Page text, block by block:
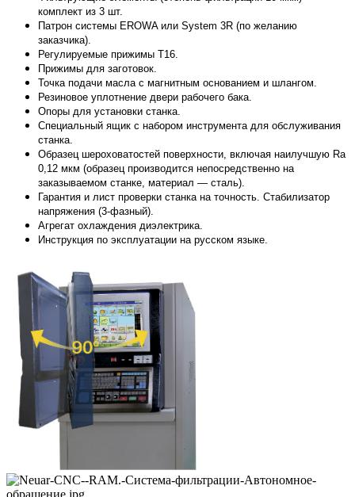
комплект из 3 шт.
Патрон системы EROWA или System 3R (по желанию
заказчика).
Регулируемые прижимы Т16.
Прижимы для заготовок.
Точка подачи масла с магнитным основанием и шлангом.
Резиновое уплотнение двери рабочего бака.
Опоры для установки станка.
Специальный ящик с набором инструмента для обслуживания
станка.
Образец шероховатостей поверхности, включая наилучшую Ra
0,12 мкм (образец производится непосредственно на
заказываемом станке, материал — сталь).
Гарантия и лист проверки станка на точность. Стабилизатор
напряжения (3-фазный).
Агрегат охлаждения диэлектрика.
Инструкция по эксплуатации на русском языке.